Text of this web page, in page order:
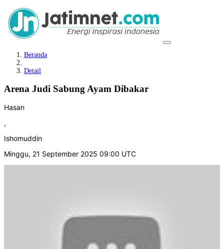
Beranda
Detail
Arena Judi Sabung Ayam Dibakar
Hasan
,
Ishomuddin
Minggu, 21 September 2025 09:00 UTC